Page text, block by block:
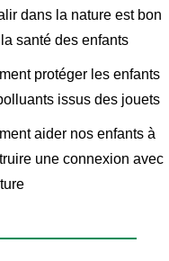
dans la nature est bon
santé des enfants
protéger les enfants
issus des jouets
aider nos enfants à
une connexion avec